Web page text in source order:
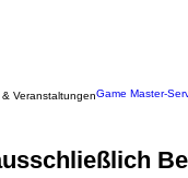
VeranstaltungenGame Master-